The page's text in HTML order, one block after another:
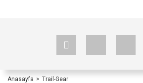
Anasayfa Trail-Gear